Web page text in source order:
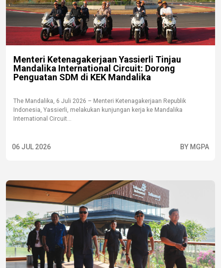
Menteri Ketenagakerjaan Yassierli Tinjau
Mandalika International Circuit: Dorong
Penguatan SDM di KEK Mandalika
The Mandalika, 6 Juli 2026 – Menteri Ketenagakerjaan Republik
Indonesia, Yassierli, melakukan kunjungan kerja ke Mandalika
International Circuit...
06 JUL 2026 BY MGPA